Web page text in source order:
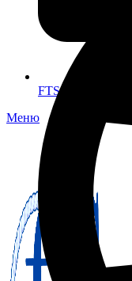
FTS-omsk@mail.ru
Меню